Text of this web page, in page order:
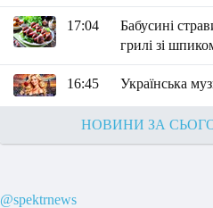
17:04
Бабусині
грилі зі
16:45 Українська
НОВИНИ ЗА
@spektrnews